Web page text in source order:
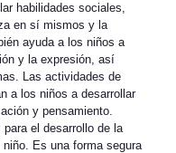
habilidades sociales,
en sí mismos y la
ayuda a los niños a
y la expresión, así
Las actividades de
a los niños a desarrollar
y pensamiento.
el desarrollo de la
Es una forma segura